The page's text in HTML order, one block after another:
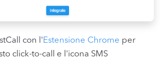
con l'Estensione Chrome per
click-to-call e l'icona SMS